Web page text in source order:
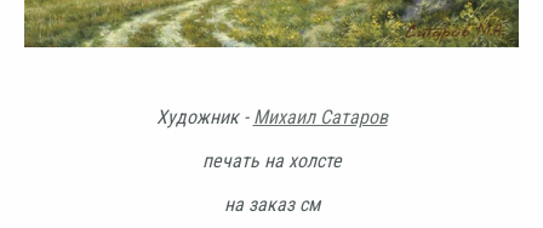
Художник - Михаил Сатаров
печать на холсте
на заказ см